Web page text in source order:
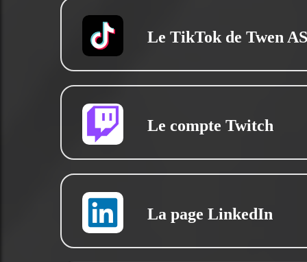
Le TikTok de Twen
Le compte Twitch
La page LinkedIn